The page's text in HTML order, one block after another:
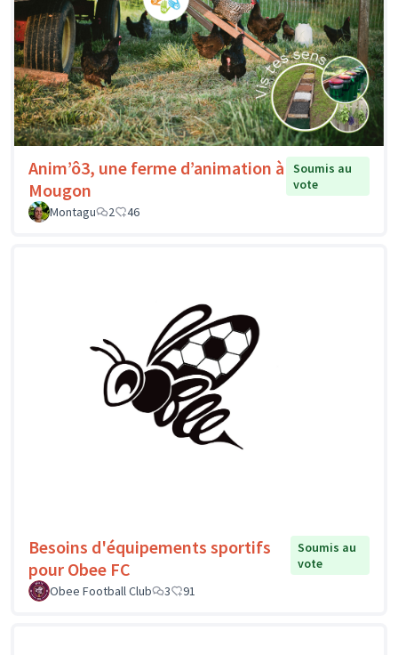
Anim’ô3, une ferme d’animation à
Mougon
Soumis au
vote
Montagu
2 46
Besoins d'équipements sportifs
pour Obee FC
Soumis au
vote
Obee Football Club
3 91